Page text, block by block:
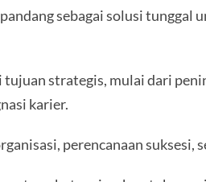
sebagai solusi
strategis, mulai dari
karier.
perencanaan